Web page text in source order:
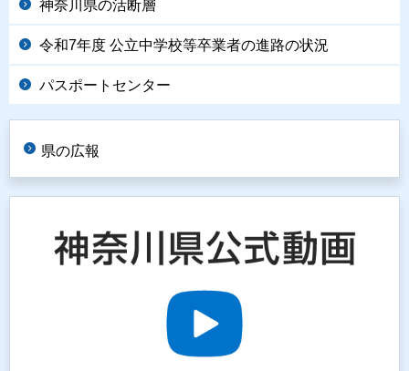
神奈川県の活断層
令和7年度 公立中学校等卒業者の進路の状況
パスポートセンター
県の広報